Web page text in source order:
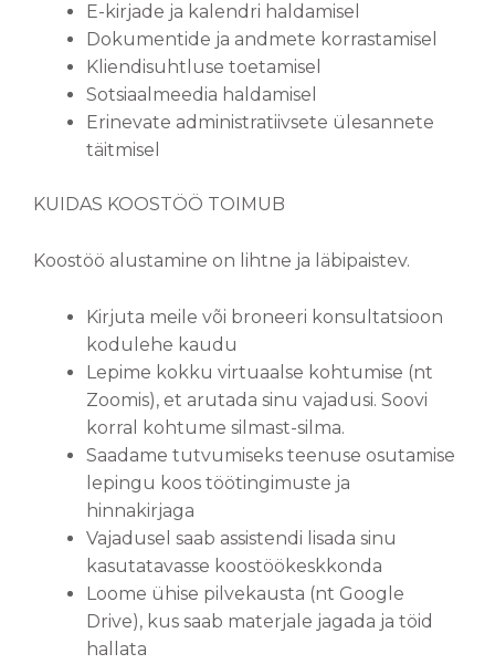
E-kirjade ja kalendri haldamisel
Dokumentide ja andmete korrastamisel
Kliendisuhtluse toetamisel
Sotsiaalmeedia haldamisel
Erinevate administratiivsete ülesannete
täitmisel
KUIDAS KOOSTÖÖ TOIMUB
Koostöö alustamine on lihtne ja läbipaistev.
Kirjuta meile või broneeri konsultatsioon
kodulehe kaudu
Lepime kokku virtuaalse kohtumise (nt
Zoomis), et arutada sinu vajadusi. Soovi
korral kohtume silmast-silma.
Saadame tutvumiseks teenuse osutamise
lepingu koos töötingimuste ja
hinnakirjaga
Vajadusel saab assistendi lisada sinu
kasutatavasse koostöökeskkonda
Loome ühise pilvekausta (nt Google
Drive), kus saab materjale jagada ja töid
hallata